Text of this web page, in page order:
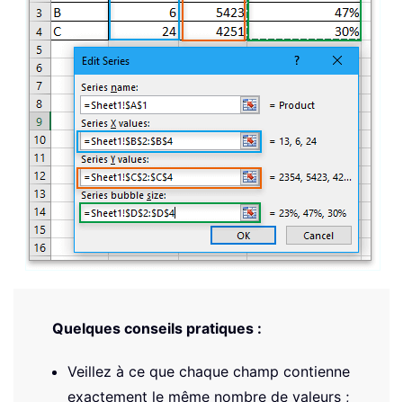
Quelques conseils pratiques :
Veillez à ce que chaque champ contienne
exactement le même nombre de valeurs ;